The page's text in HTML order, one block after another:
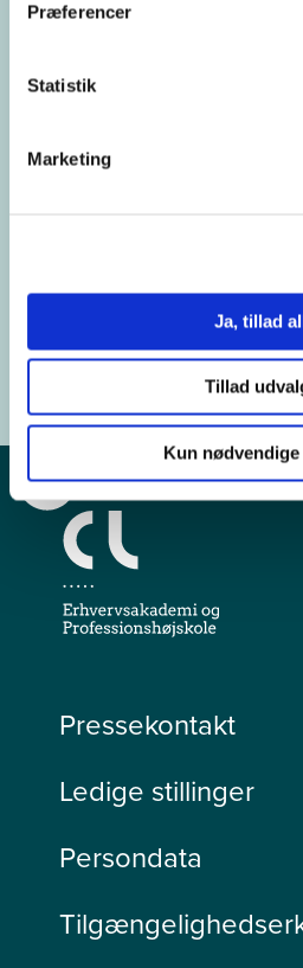
Præferencer
Statistik
Marketing
Ja, tillad
Tillad
Kun
Jeg accepterer,
bindende.
Pressekontakt
Ledige stillinger
Persondata